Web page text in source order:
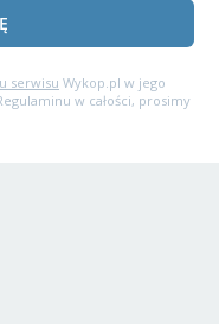
serwisu Wykop.pl w jego
w całości, prosimy